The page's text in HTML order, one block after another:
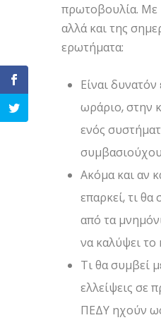
πρωτοβουλία. Με
αλλά και της
ερωτήματα:
Είναι
ωράριο, στην
ενός
Ακόμα και αν
επαρκεί, τι
από τα
να καλύψει το
Τι θα συμβεί
ελλείψεις σε
ΠΕΔΥ ηχούν